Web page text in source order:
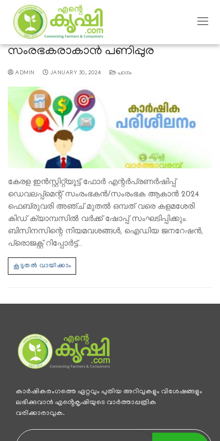
സംരഭകരാകാന്‍ പണിപ്പുര
ADMIN JANUARY 30, 2024 പഠനം
കേരള ഇന്‍സ്റ്റിറ്റ്യൂട്ട് ഫോര്‍ എന്റര്‍പ്രണര്‍ഷിപ്പ്
ഡെവലപ്പ്മെന്റ് സംരംഭകന്‍/സംരംഭക ആകാന്‍ 2024
ഫെബ്രുവരി അഞ്ച് മുതല്‍ ഒമ്പത് വരെ കളമശേരി
കിഡ് ക്യാമ്പസില്‍ വ‍ർക്ക് ഷോപ്പ് സംഘടിപ്പിക്കും.
ബിസിനസിന്റെ നിയമവശങ്ങള്‍, ഐഡിയ ജനറേഷന്‍,
പ്രൊജക്റ്റ് റിപ്പോര്‍ട്ട്…
കാര്‍ഷികരംഗത്തെ ഏറ്റവും പുതിയ അറിവുകളും വിശേഷങ്ങളും
ലഭിക്കുവാന്‍ എൻ്റെകൃഷിയുടെ വാര്‍ത്താപ്പത്രിക
വരിക്കാരാവുക.